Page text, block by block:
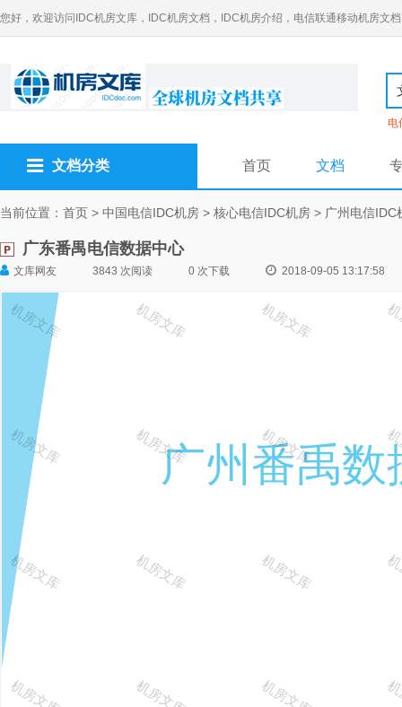
您好，欢迎访问IDC机房文库，IDC机房文档，IDC机房介绍，电信联通移动机房文档
电
文档分类 首页 文档
当前位置： 首页 > 中国电信IDC机房 > 核心电信IDC机房 > 广州电信IDC
广东番禺电信数据中心
文库网友 3843 次阅读 0 次下载 2018-09-05 13:17:58